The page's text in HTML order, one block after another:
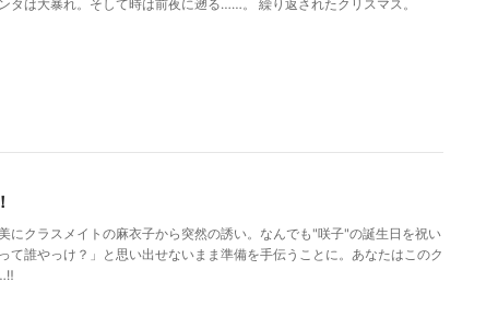
タは大暴れ。そして時は前夜に遡る……。 繰り返されたクリスマス。
にクラスメイトの麻衣子から突然の誘い。なんでも"咲子"の誕生日を祝い
て誰やっけ？」と思い出せないまま準備を手伝うことに。あなたはこのク